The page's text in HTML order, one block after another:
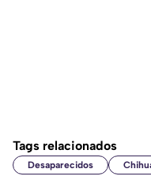
Tags relacionados
Desaparecidos